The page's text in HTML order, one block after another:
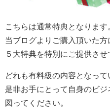
こちらは通常特典となります
当ブログよりご購入頂いた方
５大特典を特別にご提供させ
どれも有料級の内容となって
是非お手にとって自身のビ
図ってください。